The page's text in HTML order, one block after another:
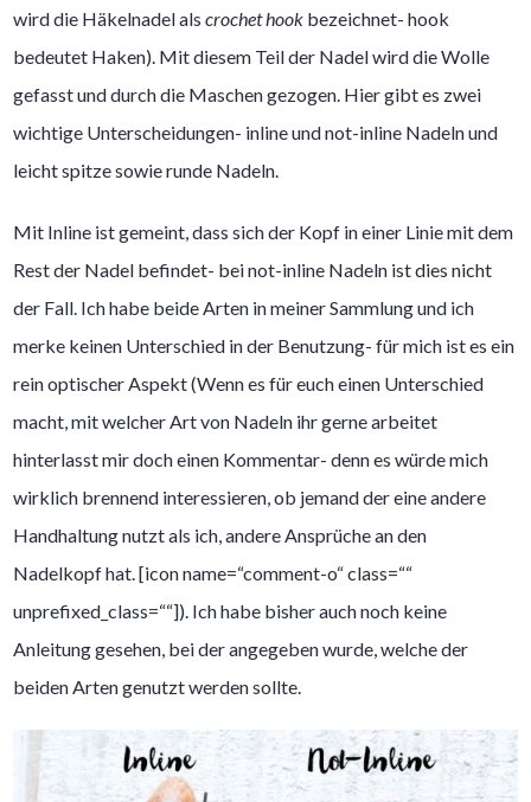
wird die Häkelnadel alscrochet hook bezeichnet- hook
bedeutet Haken). Mit diesem Teil der Nadel wird die Wolle
gefasst und durch die Maschen gezogen. Hier gibt es zwei
wichtige Unterscheidungen- inline und not-inline Nadeln und
leicht spitze sowie runde Nadeln.
Mit Inline ist gemeint, dass sich der Kopf in einer Linie mit dem
Rest der Nadel befindet- bei not-inline Nadeln ist dies nicht
der Fall. Ich habe beide Arten in meiner Sammlung und ich
merke keinen Unterschied in der Benutzung- für mich ist es ein
rein optischer Aspekt (Wenn es für euch einen Unterschied
macht, mit welcher Art von Nadeln ihr gerne arbeitet
hinterlasst mir doch einen Kommentar- denn es würde mich
wirklich brennend interessieren, ob jemand der eine andere
Handhaltung nutzt als ich, andere Ansprüche an den
Nadelkopf hat. [icon name=“comment-o“ class=““
unprefixed_class=““]). Ich habe bisher auch noch keine
Anleitung gesehen, bei der angegeben wurde, welche der
beiden Arten genutzt werden sollte.